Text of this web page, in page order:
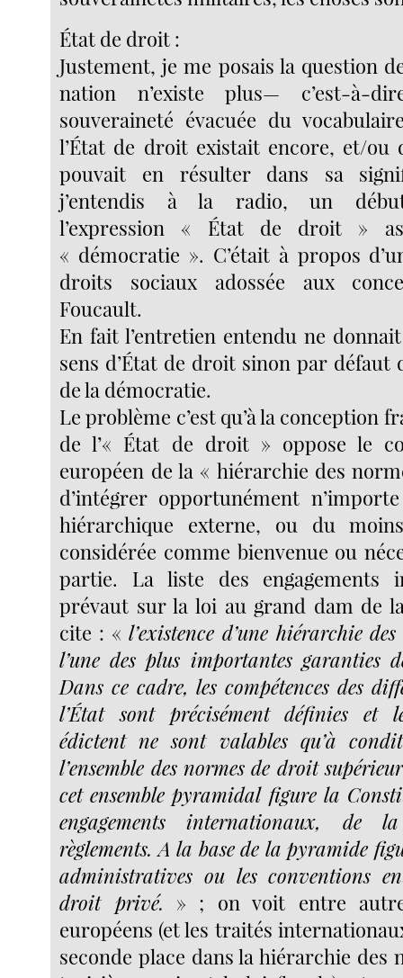
État de droit :
Justement, je me posais la question
nation n’existe plus— c’est-à-
souveraineté évacuée du
l’État de droit existait encore, et/ou
pouvait en résulter dans sa
j’entendis à la radio, un début
l’expression « État de droit »
« démocratie ». C’était à propos
droits sociaux adossée aux
Foucault.
En fait l’entretien entendu ne
sens d’État de droit sinon par défaut
de la démocratie.
Le problème c’est qu’à la conception
de l’« État de droit » oppose le
européen de la « hiérarchie des
d’intégrer opportunément
hiérarchique externe, ou du
considérée comme bienvenue ou
partie. La liste des engagements
prévaut sur la loi au grand dam de
cite : « l’existence d’une hiérarchie
l’une des plus importantes garanties
Dans ce cadre, les compétences des
l’État sont précisément définies et
édictent ne sont valables qu’à
l’ensemble des normes de droit
cet ensemble pyramidal figure la
engagements internationaux, de
règlements. A la base de la pyramide
administratives ou les conventions
droit privé. » ; on voit entre
européens (et les traités
seconde place dans la hiérarchie des